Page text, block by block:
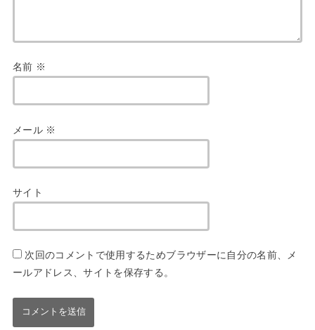
名前 ※
メール ※
サイト
次回のコメントで使用するためブラウザーに自分の名前、メ
ールアドレス、サイトを保存する。